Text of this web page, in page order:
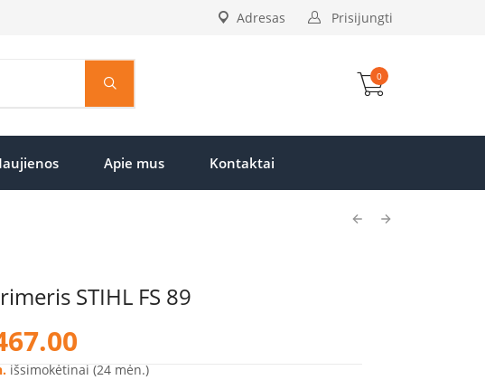
Prisijungti
Adresas
0
Apie mus Kontaktai
STIHL FS 89
is:
išsimokėtinai (24 mėn.)